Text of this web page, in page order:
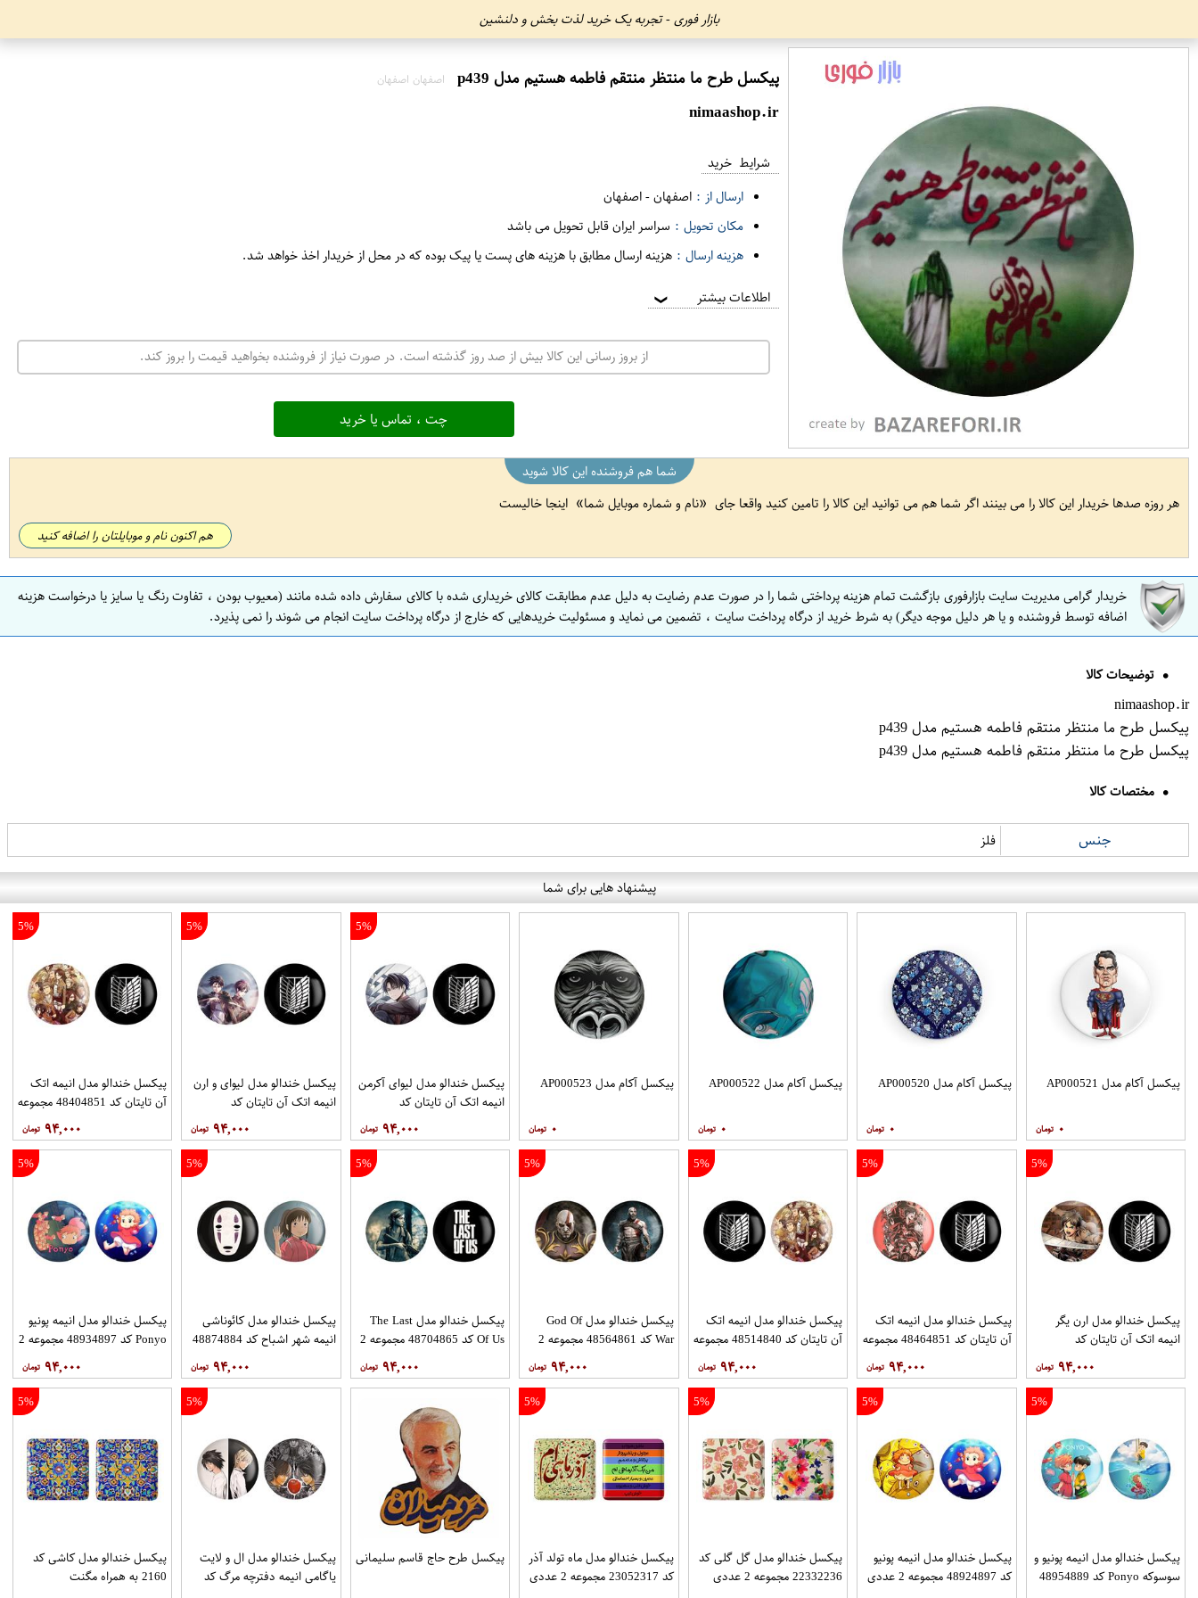
بازار فوری - تجربه یک خرید لذت بخش و دلنشین
پیکسل طرح ما منتظر منتقم فاطمه هستیم مدل p439 اصفهان اصفهان
nimaashop.ir
شرایط خرید
ارسال از : اصفهان-اصفهان
مکان تحویل : سراسر ایران قابل تحویل می باشد
هزینه ارسال : هزینه ارسال مطابق با هزینه های پست یا پیک بوده که در محل از خریدار اخذ خواهد شد.
اطلاعات بیشتر ❯
از بروز رسانی این کالا بیش از صد روز گذشته است. در صورت نیاز از فروشنده بخواهید قیمت را بروز کند.
چت ، تماس یا خرید
شما هم فروشنده این کالا شوید
هر روزه صدها خریدار این کالا را می بینند اگر شما هم می توانید این کالا را تامین کنید واقعا جای
نام و شماره موبایل شما اینجا خالیست
هم اکنون نام و موبایلتان را اضافه کنید
خریدار گرامی مدیریت سایت بازارفوری بازگشت تمام هزینه پرداختی شما را در صورت عدم رضایت به دلیل عدم مطابقت کالای خریداری شده با کالای سفارش داده شده مانند (معیوب بودن ، تفاوت رنگ یا سایز یا درخواست هزینه
اضافه توسط فروشنده و یا هر دلیل موجه دیگر) به شرط خرید از درگاه پرداخت سایت ، تضمین می نماید و مسئولیت خریدهایی که خارج از درگاه پرداخت سایت انجام می شوند را نمی پذیرد.
توضیحات کالا
nimaashop.ir
پیکسل طرح ما منتظر منتقم فاطمه هستیم مدل p439
پیکسل طرح ما منتظر منتقم فاطمه هستیم مدل p439
مختصات کالا
جنس فلز
پیشنهاد هایی برای شما
پیکسل آکام مدل AP000521
۰
پیکسل آکام مدل AP000520
۰
پیکسل آکام مدل AP000522
۰
پیکسل آکام مدل AP000523
۰
5%
پیکسل خندالو مدل لیوای آکرمن
انیمه اتک آن تایتان کد
۹۴,۰۰۰
5%
پیکسل خندالو مدل لیوای و ارن
انیمه اتک آن تایتان کد
۹۴,۰۰۰
5%
پیکسل خندالو مدل انیمه اتک
آن تایتان کد 48404851 مجموعه
۹۴,۰۰۰
5%
پیکسل خندالو مدل ارن یگر
انیمه اتک آن تایتان کد
۹۴,۰۰۰
5%
پیکسل خندالو مدل انیمه اتک
آن تایتان کد 48464851 مجموعه
۹۴,۰۰۰
5%
پیکسل خندالو مدل انیمه اتک
آن تایتان کد 48514840 مجموعه
۹۴,۰۰۰
5%
پیکسل خندالو مدل God Of
War کد 48564861 مجموعه 2
۹۴,۰۰۰
5%
پیکسل خندالو مدل The Last
Of Us کد 48704865 مجموعه 2
۹۴,۰۰۰
5%
پیکسل خندالو مدل کائوناشی
انیمه شهر اشباح کد 48874884
۹۴,۰۰۰
5%
پیکسل خندالو مدل انیمه پونیو
Ponyo کد 48934897 مجموعه 2
۹۴,۰۰۰
5%
پیکسل خندالو مدل انیمه پونیو و
سوسوکه Ponyo کد 48954889
5%
پیکسل خندالو مدل انیمه پونیو
کد 48924897 مجموعه 2 عددی
5%
پیکسل خندالو مدل گل گلی کد
22332236 مجموعه 2 عددی
5%
پیکسل خندالو مدل ماه تولد آذر
کد 23052317 مجموعه 2 عددی
پیکسل طرح حاج قاسم سلیمانی
5%
پیکسل خندالو مدل ال و لایت
یاگامی انیمه دفترچه مرگ کد
5%
پیکسل خندالو مدل کاشی کد
2160 به همراه مگنت